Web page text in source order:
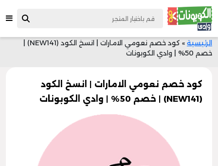
الرئيسية »
كود خصم نعومي الامارات | انسخ الكود (NEW141) |
خصم 50% | وادي الكوبونات
كود خصم نعومي الامارات | انسخ الكود
(NEW141) | خصم 50% | وادي الكوبونات